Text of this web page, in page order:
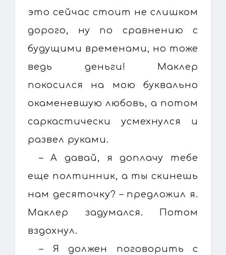
это сейчас стоит не слишком
дорого, ну по сравнению с
будущими временами, но тоже
ведь деньги! Маклер
покосился на мою буквально
окаменевшую любовь, а потом
саркастически усмехнулся и
развел руками.
– А давай, я доплачу тебе
еще полтинник, а ты скинешь
нам десяточку? – предложил я.
Маклер задумался. Потом
вздохнул.
– Я должен поговорить с